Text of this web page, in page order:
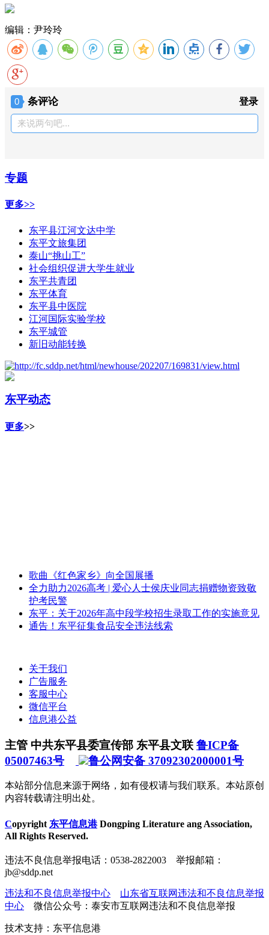
编辑：尹玲玲
0 条评论 登录
来说两句吧...
专题
更多>>
东平县江河文达中学
东平文旅集团
泰山“挑山工”
社会组织促进大学生就业
东平共青团
东平体育
东平县中医院
江河国际实验学校
东平城管
新旧动能转换
东平动态
更多>>
歌曲《红色家乡》向全国展播
全力助力2026高考 | 爱心人士侯庆业同志捐赠物资致敬
护考民警
东平：关于2026年高中段学校招生录取工作的实施意见
通告！东平征集食品安全违法线索
关于我们
广告服务
客服中心
微信平台
信息港公益
主管 中共东平县委宣传部 东平县文联 鲁ICP备
05007463号
鲁公网安备 37092302000001号
本站部分信息来源于网络，如有侵权请与我们联系。本站原创
内容转载请注明出处。
Copyright 东平信息港Dongping Literature ang Association,
All Rights Reserved.
违法不良信息举报电话：0538-2822003 举报邮箱：
jb@sddp.net
违法和不良信息举报中心
山东省互联网违法和不良信息举报
中心
微信公众号：泰安市互联网违法和不良信息举报
技术支持：东平信息港